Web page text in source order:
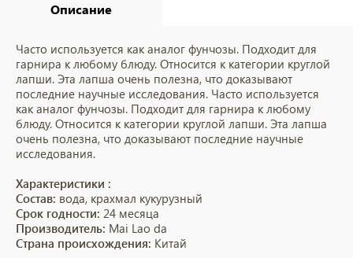
Описание
Часто используется как аналог фунчозы. Подходит для
гарнира к любому блюду. Относится к категории круглой
лапши. Эта лапша очень полезна, что доказывают
последние научные исследования. Часто используется
как аналог фунчозы. Подходит для гарнира к любому
блюду. Относится к категории круглой лапши. Эта лапша
очень полезна, что доказывают последние научные
исследования.
Характеристики :
Состав: вода, крахмал кукурузный
Срок годности: 24 месяца
Производитель: Mai Lao da
Страна происхождения: Китай